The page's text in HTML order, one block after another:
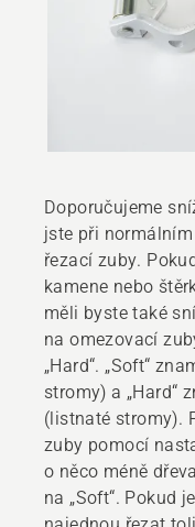
Doporučujeme
jste při
řezací zuby.
kamene nebo
měli byste také
na omezovací
„Hard“. „Soft“
stromy) a „Hard“
(listnaté stromy).
zuby pomocí
o něco méně
na „Soft“. Pokud